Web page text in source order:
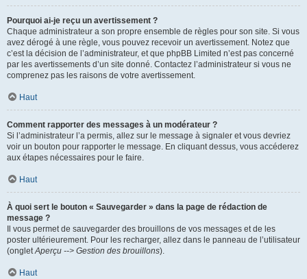
Pourquoi ai-je reçu un avertissement ?
Chaque administrateur a son propre ensemble de règles pour son site. Si vous
avez dérogé à une règle, vous pouvez recevoir un avertissement. Notez que
c’est la décision de l’administrateur, et que phpBB Limited n’est pas concerné
par les avertissements d’un site donné. Contactez l’administrateur si vous ne
comprenez pas les raisons de votre avertissement.
Haut
Comment rapporter des messages à un modérateur ?
Si l’administrateur l’a permis, allez sur le message à signaler et vous devriez
voir un bouton pour rapporter le message. En cliquant dessus, vous accéderez
aux étapes nécessaires pour le faire.
Haut
À quoi sert le bouton « Sauvegarder » dans la page de rédaction de
message ?
Il vous permet de sauvegarder des brouillons de vos messages et de les
poster ultérieurement. Pour les recharger, allez dans le panneau de l’utilisateur
(ongletAperçu --> Gestion des brouillons).
Haut